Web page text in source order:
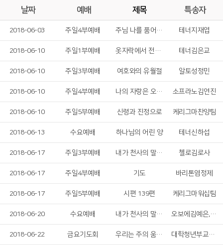
날짜 예배 제목 특송자
2018-06-03 주일4부예배 주님 나를 품어 주시네 테너지재엽
2018-06-10 주일1부예배 옷자락에서 전해지는 사랑 테너김은교
2018-06-10 주일3부예배 여호와의 유월절 알토성정민
2018-06-10 주일4부예배 나의 자랑은 오직 십자가 소프라노김연진
2018-06-10 주일5부예배 신령과 진정으로 케리그마찬양팀
2018-06-13 수요예배 하나님의 어린 양 테너신하섭
2018-06-17 주일3부예배 내가 천사의 말 한다 해도 첼로김로사
2018-06-17 주일4부예배 기도 바리톤염정제
2018-06-17 주일5부예배 시편 139편 케리그마워십팀
2018-06-20 수요예배 내가 천사의 말 한다 해도 오보에김예은,플릇정보나
2018-06-22 금요기도회 우리는 주의 움직이는 교회 대학청년부교역자&리더일동